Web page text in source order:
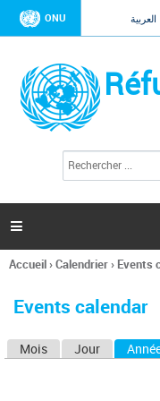
ONU العربية
l
c
h
e

Vous
ici
Accueil›Calendrier› Events
Events calendar
Mois Jour